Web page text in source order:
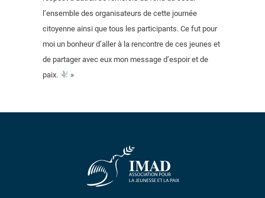
l’ensemble des organisateurs de cette journée
citoyenne ainsi que tous les participants. Ce fut pour
moi un bonheur d’aller à la rencontre de ces jeunes et
de partager avec eux mon message d’espoir et de
paix.
»